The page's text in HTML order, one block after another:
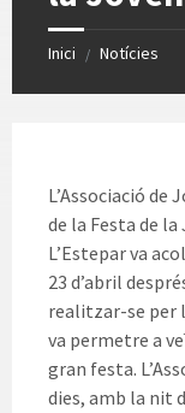
Inici / Notícies
L’Associació de
de la Festa de
L’Estepar va
23 d’abril
realitzar-se per
va permetre a
gran festa.
dies, amb la nit